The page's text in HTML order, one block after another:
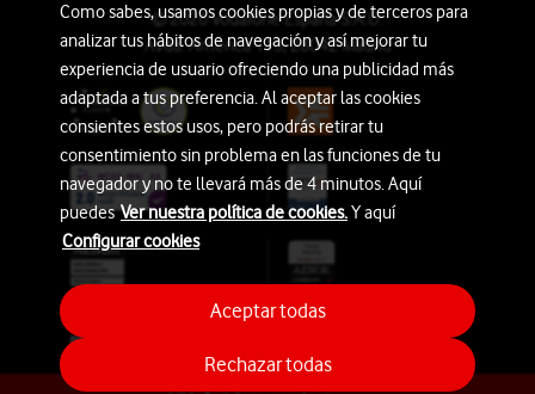
© 2026 Vodafone España S.A.U.
Avda. América 115, 28042 Madrid
Como sabes, usamos cookies propias y de terceros para
analizar tus hábitos de navegación y así mejorar tu
experiencia de usuario ofreciendo una publicidad más
adaptada a tus preferencia. Al aceptar las cookies
consientes estos usos, pero podrás retirar tu
consentimiento sin problema en las funciones de tu
navegador y no te llevará más de 4 minutos. Aquí
puedesVer nuestra política de cookies.Y aquí
Configurar cookies
Rechazar todas
Aceptar todas